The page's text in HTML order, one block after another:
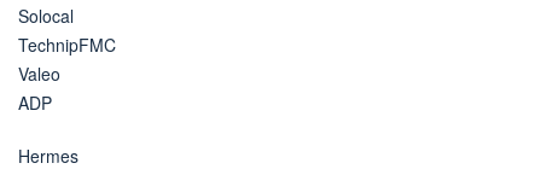
Solocal
TechnipFMC
Valeo
ADP
Hermes